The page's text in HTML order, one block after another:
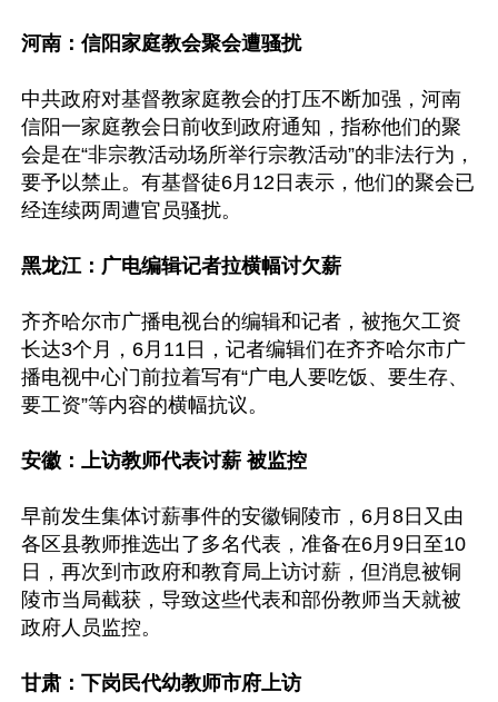
河南：信阳家庭教会聚会遭骚扰
中共政府对基督教家庭教会的打压不断加强，河南
信阳一家庭教会日前收到政府通知，指称他们的聚
会是在“非宗教活动场所举行宗教活动”的非法行为，
要予以禁止。有基督徒6月12日表示，他们的聚会已
经连续两周遭官员骚扰。
黑龙江：广电编辑记者拉横幅讨欠薪
齐齐哈尔市广播电视台的编辑和记者，被拖欠工资
长达3个月，6月11日，记者编辑们在齐齐哈尔市广
播电视中心门前拉着写有“广电人要吃饭、要生存、
要工资”等内容的横幅抗议。
安徽：上访教师代表讨薪 被监控
早前发生集体讨薪事件的安徽铜陵市，6月8日又由
各区县教师推选出了多名代表，准备在6月9日至10
日，再次到市政府和教育局上访讨薪，但消息被铜
陵市当局截获，导致这些代表和部份教师当天就被
政府人员监控。
甘肃：下岗民代幼教师市府上访